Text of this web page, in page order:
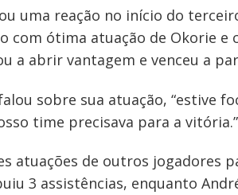
uma reação no início do
com ótima atuação de Okorie e
a abrir vantagem e venceu a
sobre sua atuação, “estive
time precisava para a vitória.”
atuações de outros jogadores
3 assistências, enquanto